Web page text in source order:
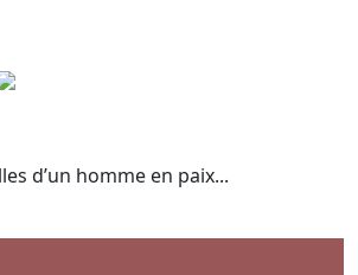
d’un homme en paix...